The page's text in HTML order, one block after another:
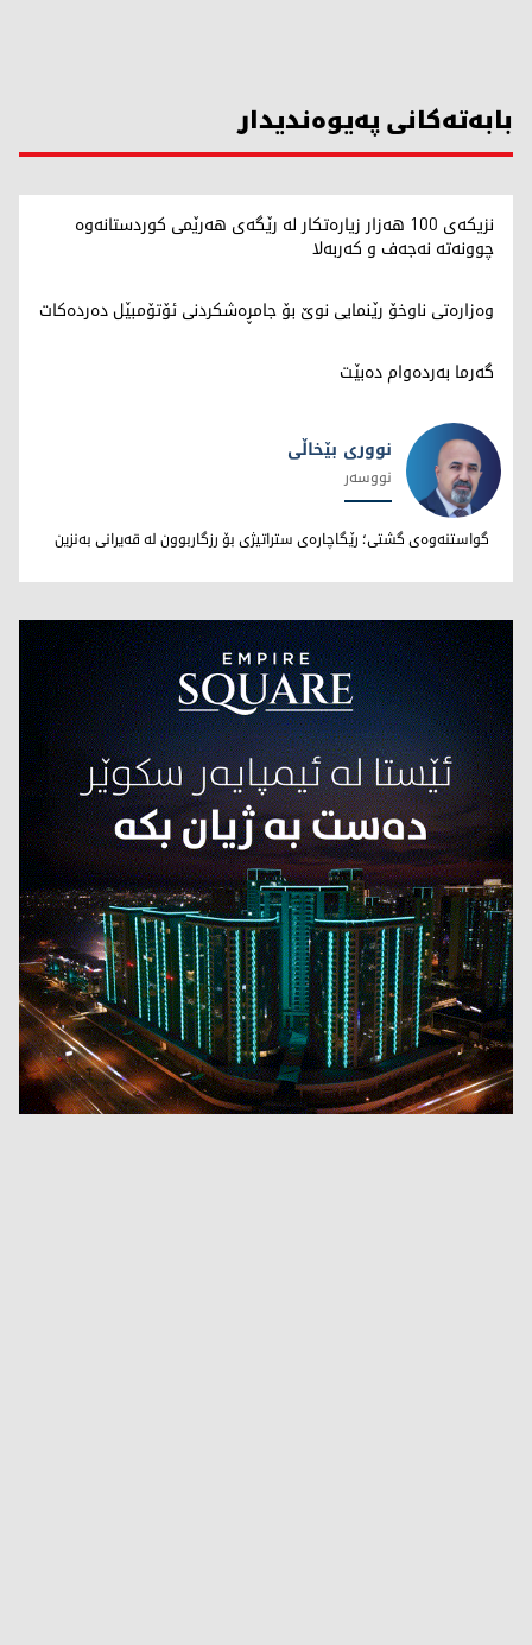
بابەتەکانی پەیوەندیدار
نزیکەی 100 هەزار زیارەتکار لە رێگەی هەرێمی کوردستانەوە
چوونەتە نەجەف و کەربەلا
وەزارەتی ناوخۆ رێنمایی نوێ بۆ جامڕەشکردنی ئۆتۆمبێل دەردەکات
گەرما بەردەوام دەبێت
نووری بێخاڵی
نووری بێخاڵی
نووسەر
گواستنەوەی گشتی؛ رێگاچارەی ستراتیژی بۆ رزگاربوون لە قەیرانی بەنزین